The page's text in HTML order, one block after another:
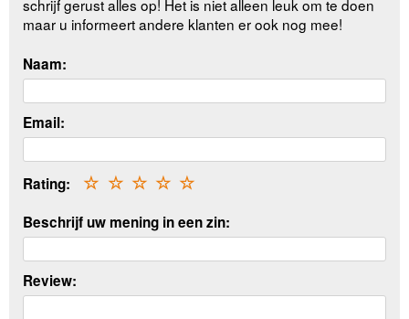
schrijf gerust alles op! Het is niet alleen leuk om te doen
maar u informeert andere klanten er ook nog mee!
Naam:
Email:
Rating: ☆
☆
☆
☆
☆
Beschrijf uw mening in een zin:
Review: